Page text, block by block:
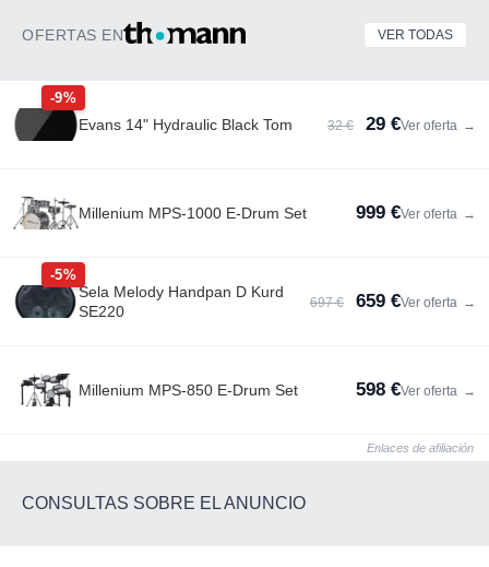
OFERTAS EN VER TODAS
-9%
Evans 14" Hydraulic Black Tom 32 € 29 €Ver oferta →
Millenium MPS-1000 E-Drum Set 999 €Ver oferta →
-5%
Sela Melody Handpan D Kurd
SE220
697 € 659 €Ver oferta →
Millenium MPS-850 E-Drum Set 598 €Ver oferta →
Enlaces de afiliación
CONSULTAS SOBRE EL ANUNCIO